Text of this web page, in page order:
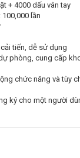
+ 4000 dấu vân tay
lần
tiến, dễ sử dụng
phòng, cung cấp
chức năng và tùy
ký cho một người